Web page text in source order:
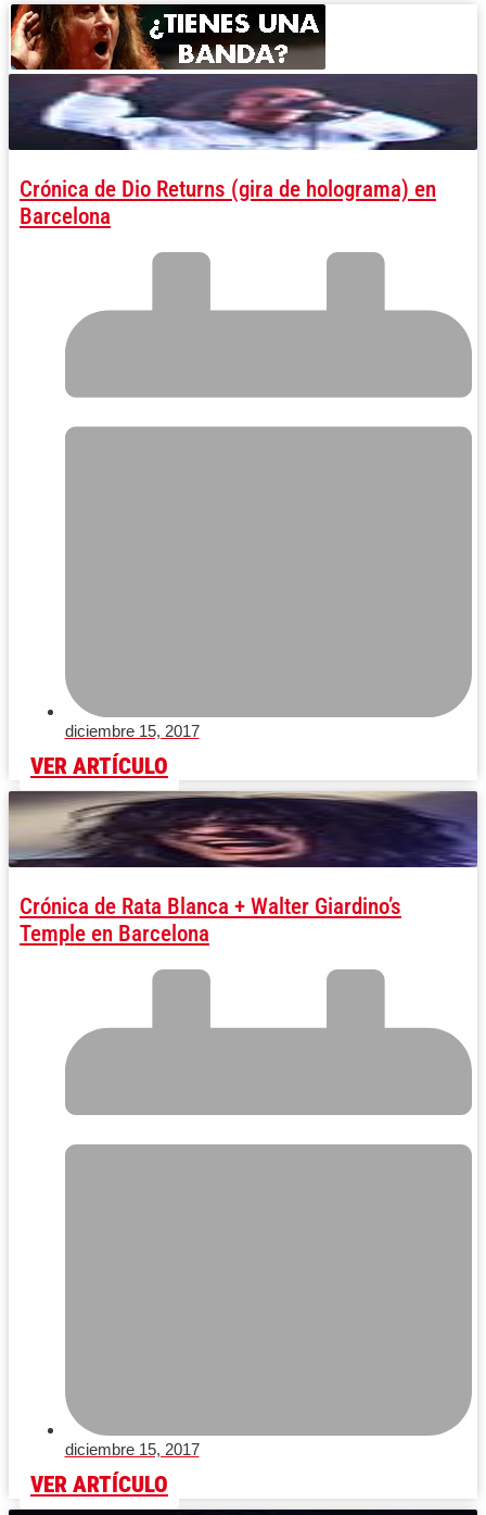
Crónica de Dio Returns (gira de holograma) en
Barcelona
diciembre 15, 2017
VER ARTÍCULO
Crónica de Rata Blanca + Walter Giardino’s
Temple en Barcelona
diciembre 15, 2017
VER ARTÍCULO